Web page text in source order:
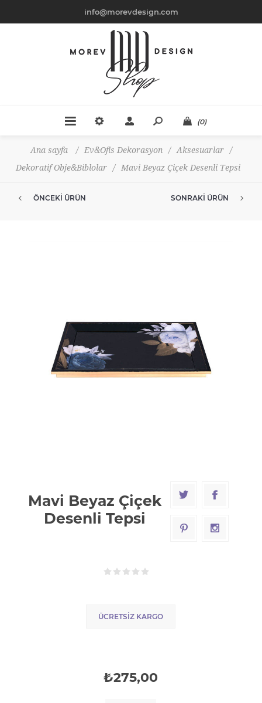
info@morevdesign.com
(0)
Ana sayfa / Ev&Ofis Dekorasyon / Aksesuarlar
/
Dekoratif Obje&Biblolar
/ Mavi Beyaz Çiçek Desenli Tepsi
ÖNCEKI ÜRÜN SONRAKI ÜRÜN
Mavi Beyaz Çiçek
Desenli Tepsi
ÜCRETSIZ KARGO
₺275,00